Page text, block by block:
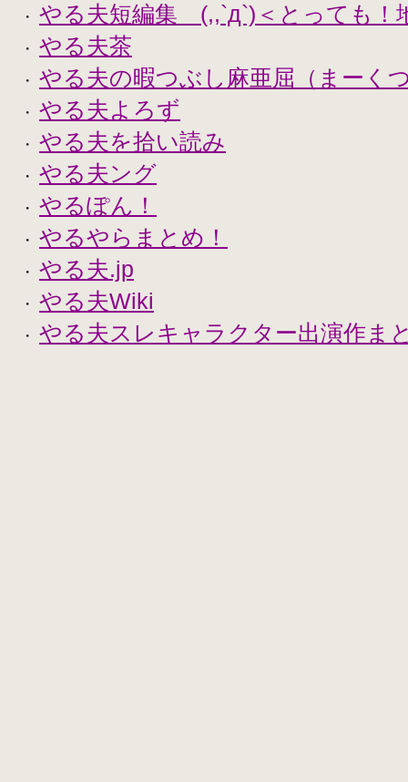
・ やる夫短編集 (,,`д`)＜とっても！
・ やる夫茶
・ やる夫の暇つぶし麻亜屈（まーく
・ やる夫よろず
・ やる夫を拾い読み
・ やる夫ング
・ やるぽん！
・ やるやらまとめ！
・ やる夫.jp
・ やる夫Wiki
・ やる夫スレキャラクター出演作ま